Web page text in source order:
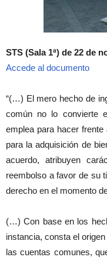
STS (Sala 1ª) de 22 de
Accede al documento
“(…) El mero hecho de
común no lo convierte
emplea para hacer
para la adquisición de
acuerdo, atribuyen
reembolso a favor de su
derecho en el momento
(…) Con base en los
instancia, consta el
las cuentas comunes,